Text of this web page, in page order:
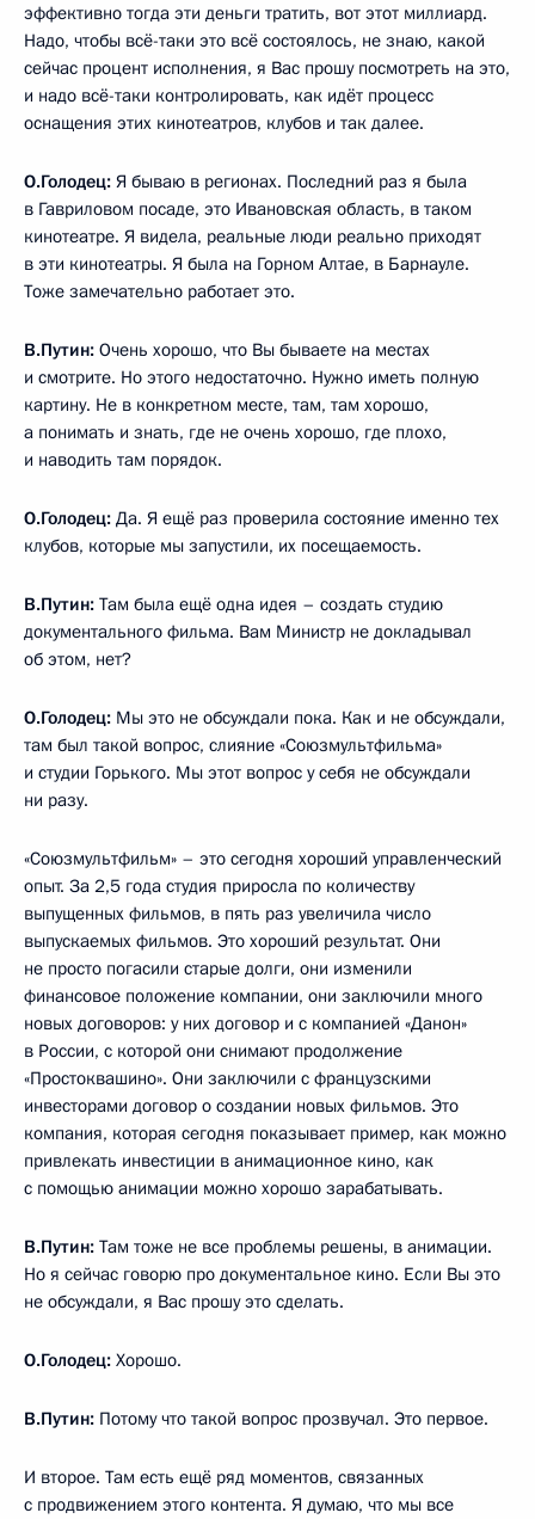
эффективно тогда эти деньги тратить, вот этот миллиард.
Надо, чтобы всё-таки это всё состоялось, не знаю, какой
сейчас процент исполнения, я Вас прошу посмотреть на это,
и надо всё-таки контролировать, как идёт процесс
оснащения этих кинотеатров, клубов и так далее.
О.Голодец: Я бываю в регионах. Последний раз я была
в Гавриловом посаде, это Ивановская область, в таком
кинотеатре. Я видела, реальные люди реально приходят
в эти кинотеатры. Я была на Горном Алтае, в Барнауле.
Тоже замечательно работает это.
В.Путин: Очень хорошо, что Вы бываете на местах
и смотрите. Но этого недостаточно. Нужно иметь полную
картину. Не в конкретном месте, там, там хорошо,
а понимать и знать, где не очень хорошо, где плохо,
и наводить там порядок.
О.Голодец: Да. Я ещё раз проверила состояние именно тех
клубов, которые мы запустили, их посещаемость.
В.Путин: Там была ещё одна идея – создать студию
документального фильма. Вам Министр не докладывал
об этом, нет?
О.Голодец: Мы это не обсуждали пока. Как и не обсуждали,
там был такой вопрос, слияние «Союзмультфильма»
и студии Горького. Мы этот вопрос у себя не обсуждали
ни разу.
«Союзмультфильм» – это сегодня хороший управленческий
опыт. За 2,5 года студия приросла по количеству
выпущенных фильмов, в пять раз увеличила число
выпускаемых фильмов. Это хороший результат. Они
не просто погасили старые долги, они изменили
финансовое положение компании, они заключили много
новых договоров: у них договор и с компанией «Данон»
в России, с которой они снимают продолжение
«Простоквашино». Они заключили с французскими
инвесторами договор о создании новых фильмов. Это
компания, которая сегодня показывает пример, как можно
привлекать инвестиции в анимационное кино, как
с помощью анимации можно хорошо зарабатывать.
В.Путин: Там тоже не все проблемы решены, в анимации.
Но я сейчас говорю про документальное кино. Если Вы это
не обсуждали, я Вас прошу это сделать.
О.Голодец: Хорошо.
В.Путин: Потому что такой вопрос прозвучал. Это первое.
И второе. Там есть ещё ряд моментов, связанных
с продвижением этого контента. Я думаю, что мы все